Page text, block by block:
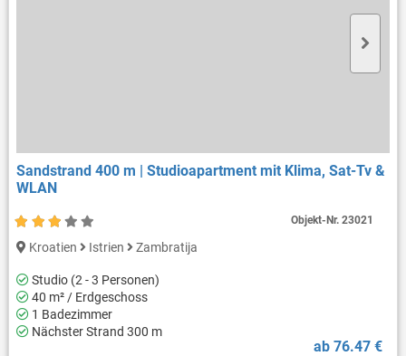
Sandstrand 400 m | Studioapartment mit Klima, Sat-Tv &
WLAN
Kroatien Istrien Zambratija
Studio (2 - 3 Personen)
40 m² / Erdgeschoss
1 Badezimmer
Nächster Strand 300 m
ab 76.47 €
Objekt-Nr.23021